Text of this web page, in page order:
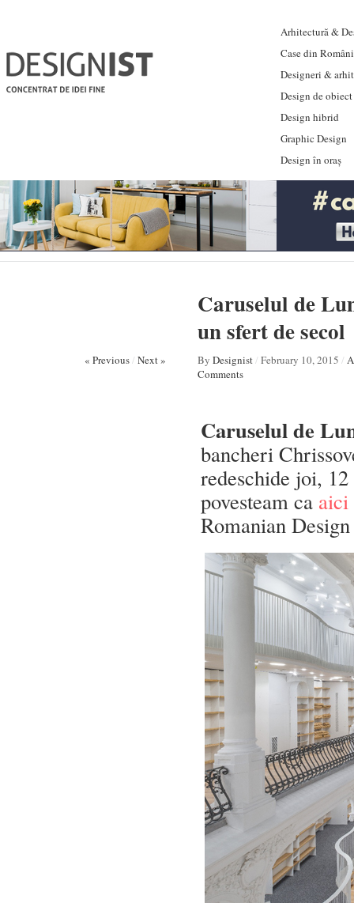
Arhitectură &
Case din
Designeri &
Design de obiect
Design hibrid
Graphic Design
Design în oraș
Caruselul de
un sfert de secol
« Previous/ Next » By Designist/ February 10, 2015 /
Comments
Caruselul de
bancheri
redeschide joi,
povesteam ca aici
Romanian